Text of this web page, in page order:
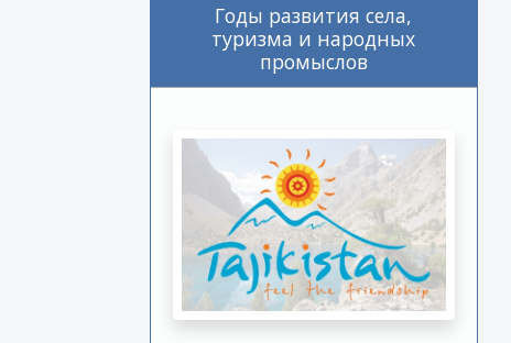
Годы развития села,
туризма и народных
промыслов